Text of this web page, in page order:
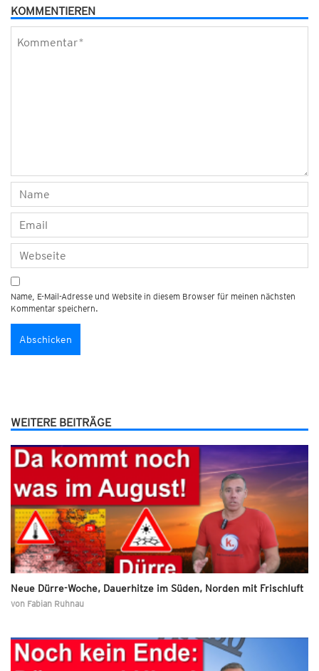
KOMMENTIEREN
Name, E-Mail-Adresse und Website in diesem Browser für meinen nächsten
Kommentar speichern.
WEITERE BEITRÄGE
Neue Dürre-Woche, Dauerhitze im Süden, Norden mit Frischluft
von Fabian Ruhnau